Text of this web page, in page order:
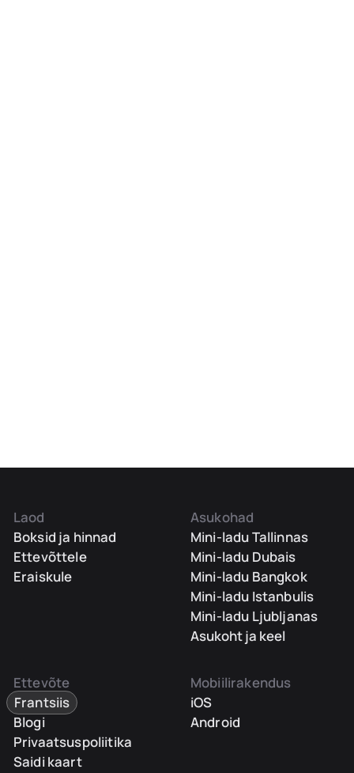
Laod
Boksid ja hinnad
Ettevõttele
Eraiskule
Asukohad
Mini-ladu Tallinnas
Mini-ladu Dubais
Mini-ladu Bangkok
Mini-ladu Istanbulis
Mini-ladu Ljubljanas
Asukoht ja keel
Ettevõte
Frantsiis
Blogi
Privaatsuspoliitika
Saidi kaart
Mobiilirakendus
iOS
Android